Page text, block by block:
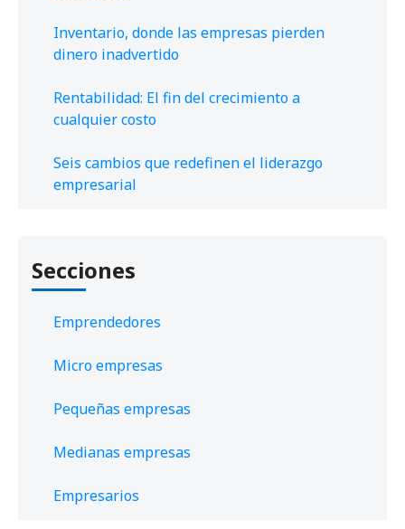
Inventario, donde las empresas pierden
dinero inadvertido
Rentabilidad: El fin del crecimiento a
cualquier costo
Seis cambios que redefinen el liderazgo
empresarial
Secciones
Emprendedores
Micro empresas
Pequeñas empresas
Medianas empresas
Empresarios